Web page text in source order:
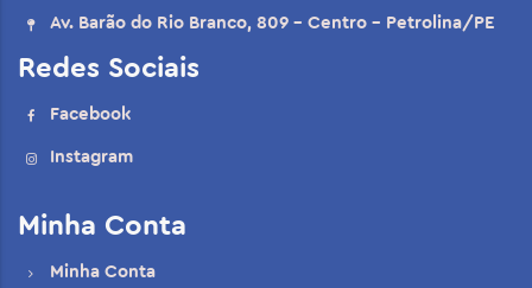
Av. Barão do Rio Branco, 809 - Centro - Petrolina/PE
Redes Sociais
Facebook
Instagram
Minha Conta
Minha Conta